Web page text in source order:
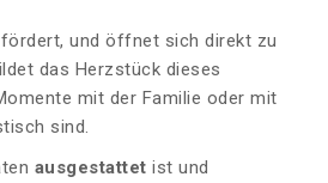
und öffnet sich direkt zu
das Herzstück dieses
mit der Familie oder mit
sind.
ausgestattet ist und